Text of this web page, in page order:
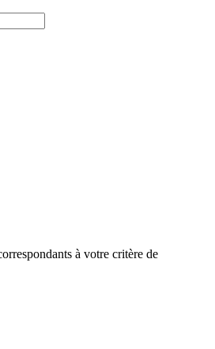
à votre critère de